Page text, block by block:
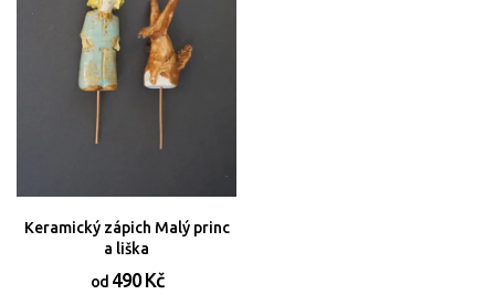
Keramický zápich Malý princ
a liška
od490 Kč